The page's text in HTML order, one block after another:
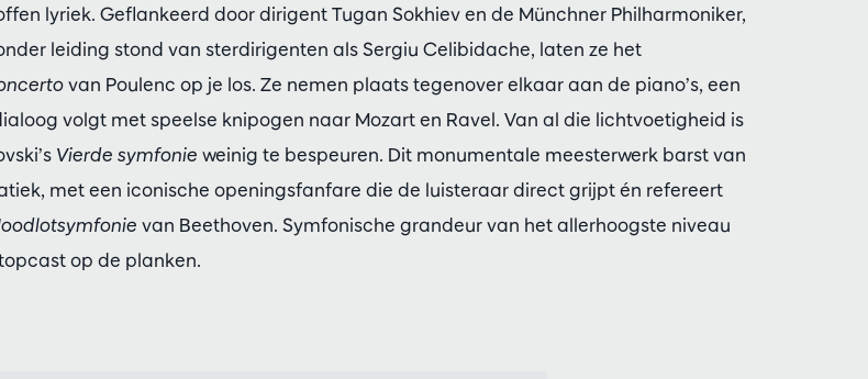
lyriek. Geflankeerd door dirigent Tugan Sokhiev en de Münchner Philharmoniker,
leiding stond van sterdirigenten als Sergiu Celibidache, laten ze het
van Poulenc op je los. Ze nemen plaats tegenover elkaar aan de piano’s, een
volgt met speelse knipogen naar Mozart en Ravel. Van al die lichtvoetigheid is
Vierde symfonie weinig te bespeuren. Dit monumentale meesterwerk barst van
met een iconische openingsfanfare die de luisteraar direct grijpt én refereert
van Beethoven. Symfonische grandeur van het allerhoogste niveau
op de planken.